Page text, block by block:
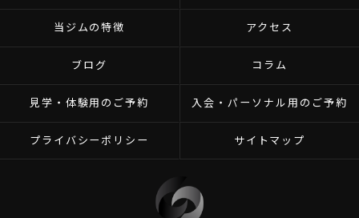
当ジムの特徴 アクセス
ブログ コラム
見学・体験用のご予約 入会・パーソナル用のご予約
プライバシーポリシー サイトマップ